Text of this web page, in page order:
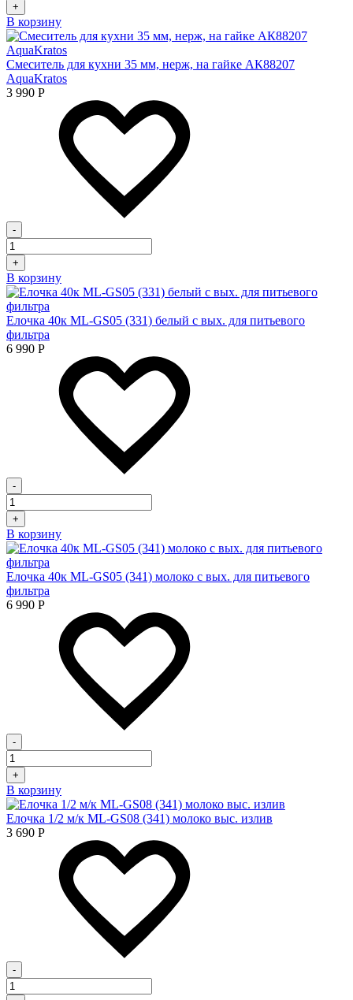
+
В корзину
Смеситель для кухни 35 мм, нерж, на гайке АК88207
AquaKratos
3 990 Р
-
+
В корзину
Елочка 40к ML-GS05 (331) белый с вых. для питьевого
фильтра
6 990 Р
-
+
В корзину
Елочка 40к ML-GS05 (341) молоко с вых. для питьевого
фильтра
6 990 Р
-
+
В корзину
Елочка 1/2 м/к ML-GS08 (341) молоко выс. излив
3 690 Р
-